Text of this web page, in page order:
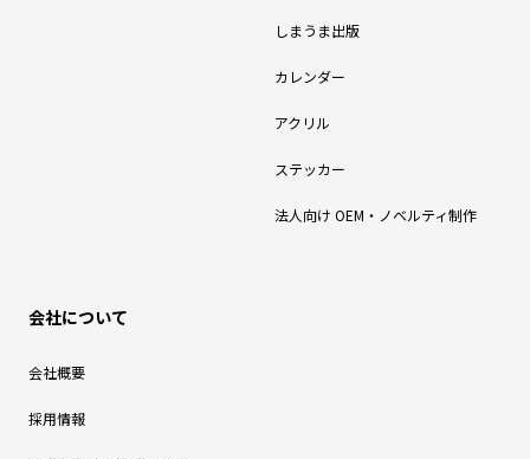
しまうま出版
カレンダー
アクリル
ステッカー
法人向け OEM・ノベルティ制作
会社について
会社概要
採用情報